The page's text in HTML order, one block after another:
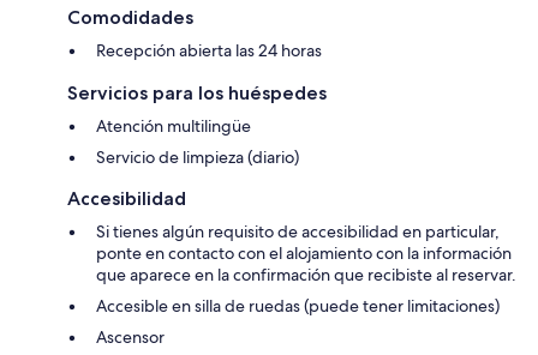
Comodidades
Recepción abierta las 24 horas
Servicios para los huéspedes
Atención multilingüe
Servicio de limpieza (diario)
Accesibilidad
Si tienes algún requisito de accesibilidad en particular,
ponte en contacto con el alojamiento con la información
que aparece en la confirmación que recibiste al reservar.
Accesible en silla de ruedas (puede tener limitaciones)
Ascensor